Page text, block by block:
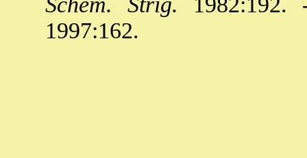
1997:162.